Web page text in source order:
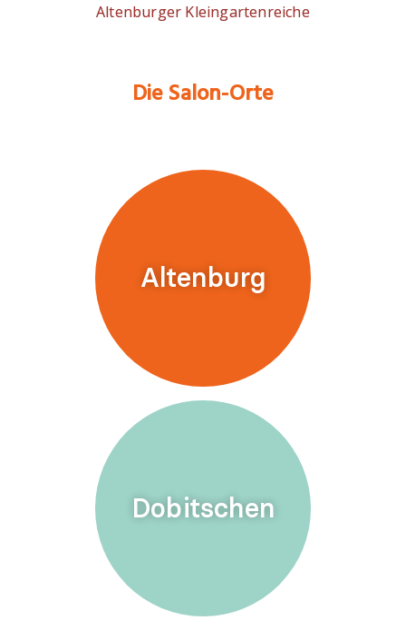
Altenburger Kleingartenreiche
Die Salon-Orte
Altenburg
Dobitschen